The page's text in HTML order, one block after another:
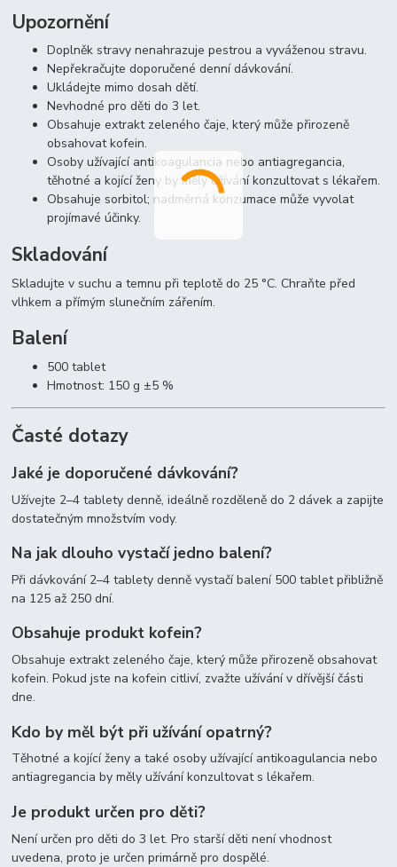
Upozornění
Doplněk stravy nenahrazuje pestrou a vyváženou stravu.
Nepřekračujte doporučené denní dávkování.
Ukládejte mimo dosah dětí.
Nevhodné pro děti do 3 let.
Obsahuje extrakt zeleného čaje, který může přirozeně
obsahovat kofein.
Osoby užívající antikoagulancia nebo antiagregancia,
těhotné a kojící ženy by měly užívání konzultovat s lékařem.
Obsahuje sorbitol; nadměrná konzumace může vyvolat
projímavé účinky.
Skladování
Skladujte v suchu a temnu při teplotě do 25 °C. Chraňte před
vlhkem a přímým slunečním zářením.
Balení
500 tablet
Hmotnost: 150 g ±5 %
Časté dotazy
Jaké je doporučené dávkování?
Užívejte 2–4 tablety denně, ideálně rozděleně do 2 dávek a zapijte
dostatečným množstvím vody.
Na jak dlouho vystačí jedno balení?
Při dávkování 2–4 tablety denně vystačí balení 500 tablet přibližně
na 125 až 250 dní.
Obsahuje produkt kofein?
Obsahuje extrakt zeleného čaje, který může přirozeně obsahovat
kofein. Pokud jste na kofein citliví, zvažte užívání v dřívější části
dne.
Kdo by měl být při užívání opatrný?
Těhotné a kojící ženy a také osoby užívající antikoagulancia nebo
antiagregancia by měly užívání konzultovat s lékařem.
Je produkt určen pro děti?
Není určen pro děti do 3 let. Pro starší děti není vhodnost
uvedena, proto je určen primárně pro dospělé.